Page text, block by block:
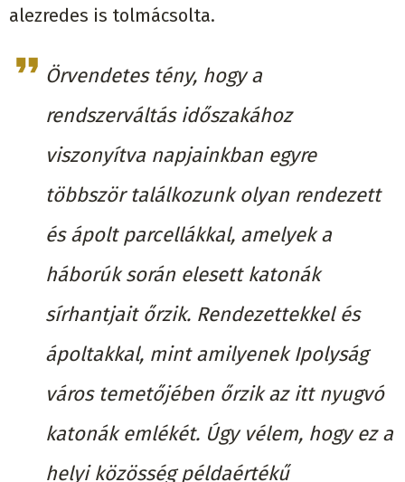
alezredes is tolmácsolta.
Örvendetes tény, hogy a
rendszerváltás időszakához
viszonyítva napjainkban egyre
többször találkozunk olyan rendezett
és ápolt parcellákkal, amelyek a
háborúk során elesett katonák
sírhantjait őrzik. Rendezettekkel és
ápoltakkal, mint amilyenek Ipolyság
város temetőjében őrzik az itt nyugvó
katonák emlékét. Úgy vélem, hogy ez a
helyi közösség példaértékű